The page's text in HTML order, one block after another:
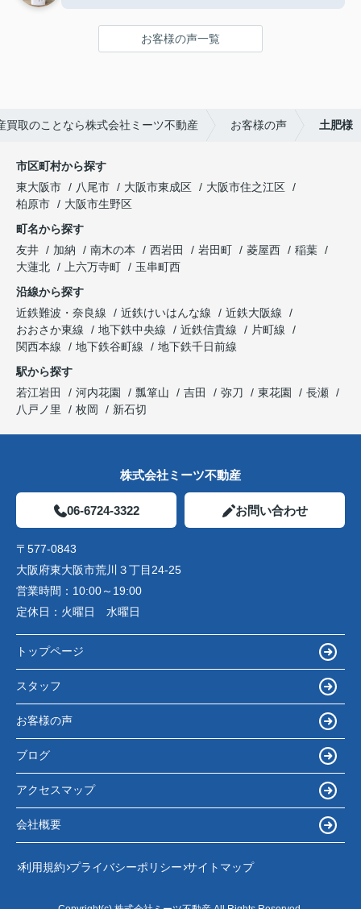
お客様の声一覧
買取のことなら株式会社ミーツ不動産 お客様の声 土肥様
市区町村から探す
東大阪市
八尾市 大阪市東成区
大阪市住之江区
柏原市
大阪市生野区
町名から探す
友井
加納 南木の本 西岩田 岩田町 菱屋西
稲葉
大蓮北
上六万寺町
玉串町西
沿線から探す
近鉄難波・奈良線
近鉄けいはんな線
近鉄大阪線
おおさか東線
地下鉄中央線 近鉄信貴線
片町線
関西本線
地下鉄谷町線
地下鉄千日前線
駅から探す
若江岩田
河内花園 瓢箪山 吉田 弥刀 東花園
長瀬
八戸ノ里
枚岡 新石切
株式会社ミーツ不動産
06-6724-3322 お問い合わせ
〒577-0843
大阪府東大阪市荒川３丁目24-25
営業時間： 10:00～19:00
定休日： 火曜日 水曜日
トップページ
スタッフ
お客様の声
ブログ
アクセスマップ
会社概要
利用規約 プライバシーポリシー サイトマップ